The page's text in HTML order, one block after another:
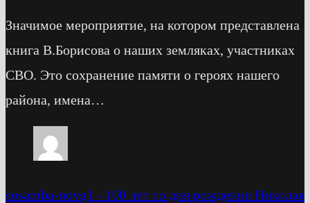
Значимое мероприятие, на котором представлена
книга В.Борисова о наших земляках, участниках
СВО. Это сохранение памяти о героях нашего
района, имена…
sosamba-novg1 - 100 лет со дня рождения Николая